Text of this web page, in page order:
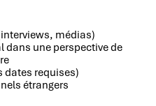
médias)
dans une perspective de
dates requises)
étrangers